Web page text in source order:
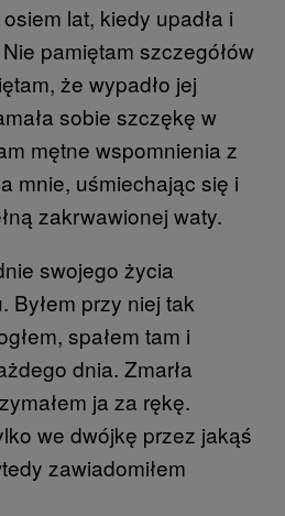
lat, kiedy upadła i
pamiętam szczegółów
że wypadło jej
sobie szczękę w
mętne wspomnienia z
mnie, uśmiechając się i
zakrwawionej waty.
swojego życia
Byłem przy niej tak
spałem tam i
dnia. Zmarła
ja za rękę.
we dwójkę przez jakąś
zawiadomiłem